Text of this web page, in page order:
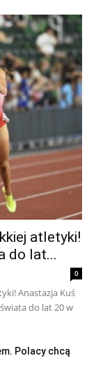
atletyki!
do lat...
0
Anastazja Kuś
do lat 20 w
Polacy chcą